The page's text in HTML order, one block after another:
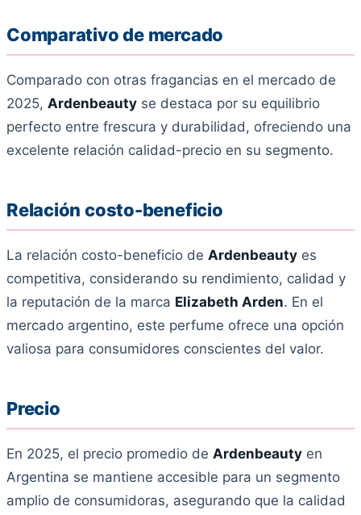
Comparativo de mercado
Comparado con otras fragancias en el mercado de
2025, Ardenbeauty se destaca por su equilibrio
perfecto entre frescura y durabilidad, ofreciendo una
excelente relación calidad-precio en su segmento.
Relación costo-beneficio
La relación costo-beneficio de Ardenbeauty es
competitiva, considerando su rendimiento, calidad y
la reputación de la marca Elizabeth Arden. En el
mercado argentino, este perfume ofrece una opción
valiosa para consumidores conscientes del valor.
Precio
En 2025, el precio promedio de Ardenbeauty en
Argentina se mantiene accesible para un segmento
amplio de consumidoras, asegurando que la calidad